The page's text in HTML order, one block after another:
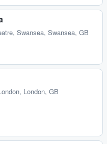
, Swansea, Swansea, GB
London, GB